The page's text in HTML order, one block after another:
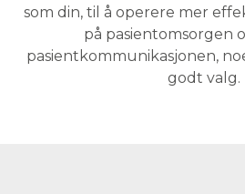
som din, til å operere mer
på pasientomsorgen
pasientkommunikasjonen,
godt valg.